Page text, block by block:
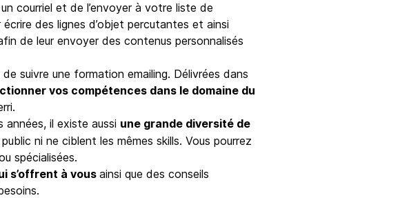
courriel et de l’envoyer à votre liste de
des lignes d’objet percutantes et ainsi
de leur envoyer des contenus personnalisés
suivre une formation emailing. Délivrées dans
vos compétences dans le domaine du
années, il existe aussi une grande diversité de
ni ne ciblent les mêmes skills. Vous pourrez
spécialisées.
s’offrent à vous ainsi que des conseils